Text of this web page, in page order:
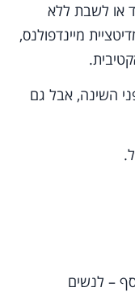
או לשבת ללא
מיינדפולנס,
השינה, אבל גם
– לנשים